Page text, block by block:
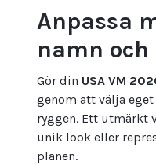
Anpassa
namn
Gör din USA VM
genom att välja
ryggen. Ett utmärkt
unik look eller
planen.